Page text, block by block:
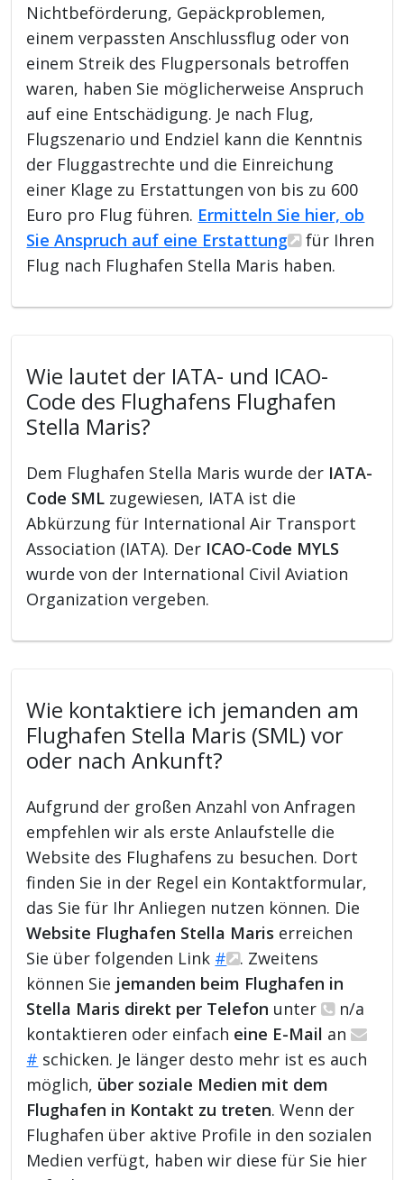
Nichtbeförderung, Gepäckproblemen,
einem verpassten Anschlussflug oder von
einem Streik des Flugpersonals betroffen
waren, haben Sie möglicherweise Anspruch
auf eine Entschädigung. Je nach Flug,
Flugszenario und Endziel kann die Kenntnis
der Fluggastrechte und die Einreichung
einer Klage zu Erstattungen von bis zu 600
Euro pro Flug führen. Ermitteln Sie hier, ob
Sie Anspruch auf eine Erstattung
für Ihren
Flug nach Flughafen Stella Maris haben.
Wie lautet der IATA- und ICAO-
Code des Flughafens Flughafen
Stella Maris?
Dem Flughafen Stella Maris wurde der IATA-
Code SML zugewiesen, IATA ist die
Abkürzung für International Air Transport
Association (IATA). Der ICAO-Code MYLS
wurde von der International Civil Aviation
Organization vergeben.
Wie kontaktiere ich jemanden am
Flughafen Stella Maris (SML) vor
oder nach Ankunft?
Aufgrund der großen Anzahl von Anfragen
empfehlen wir als erste Anlaufstelle die
Website des Flughafens zu besuchen. Dort
finden Sie in der Regel ein Kontaktformular,
das Sie für Ihr Anliegen nutzen können. Die
Website Flughafen Stella Maris erreichen
Sie über folgenden Link #
. Zweitens
können Sie jemanden beim Flughafen in
Stella Maris direkt per Telefon unter
n/a
kontaktieren oder einfach eine E-Mail an
# schicken. Je länger desto mehr ist es auch
möglich, über soziale Medien mit dem
Flughafen in Kontakt zu treten. Wenn der
Flughafen über aktive Profile in den sozialen
Medien verfügt, haben wir diese für Sie hier